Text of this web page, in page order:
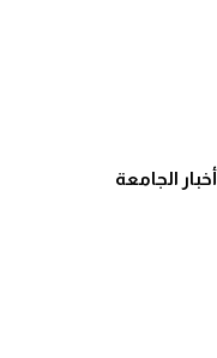
أخبار الجامعة